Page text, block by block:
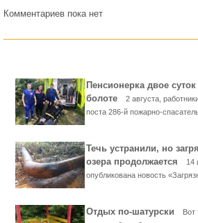
Комментариев пока нет
Пенсионерка двое
болоте
2 августа,
поста 286-й пожарно-
Течь устранили, но
озера продолжается
14
опубликована новость
Отдых по-шатурски
Вот